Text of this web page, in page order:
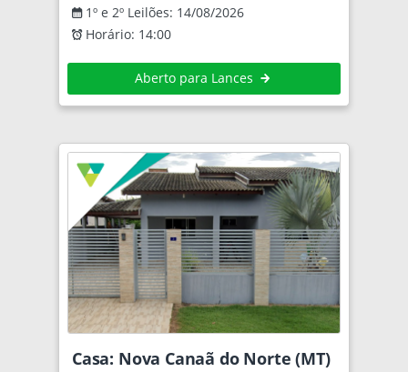
1º e 2º Leilões: 14/08/2026
Horário: 14:00
Aberto para Lances
Casa: Nova Canaã do Norte (MT)